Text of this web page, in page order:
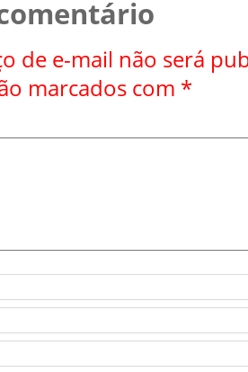
de e-mail não será
marcados com *